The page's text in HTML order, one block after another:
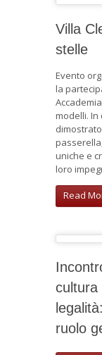
Villa
stelle
Evento
la
modelli.
uniche e
loro
Read
cultura
ruolo